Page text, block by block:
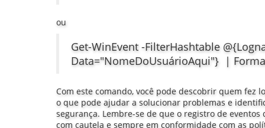
ou
Get-WinEvent -FilterHashtable
Data="NomeDoUsuárioAqui"} |
Com este comando, você pode descobrir quem fez
o que pode ajudar a solucionar problemas e
segurança. Lembre-se de que o registro de
com cautela e sempre em conformidade com as